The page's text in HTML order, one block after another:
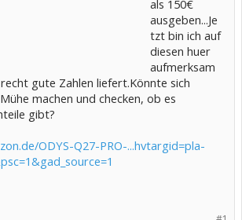
als 150€
ausgeben...Je
tzt bin ich auf
diesen huer
aufmerksam
gute Zahlen liefert.Könnte sich
machen und checken, ob es
gibt?
ODYS-Q27-PRO-...hvtargid=pla-